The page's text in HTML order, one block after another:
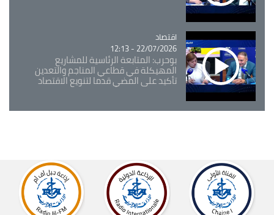
Catégorie
اقتصاد
22/07/2026 - 12:13
بوحرب: المتابعة الرئاسية للمشاريع
المهيكلة في قطاعي المناجم والتعدين
تأكيد على المضي قدما لتنويع الاقتصاد